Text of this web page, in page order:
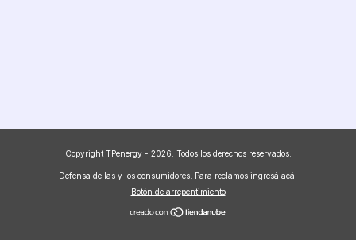
Copyright TPenergy - 2026. Todos los derechos reservados.
Defensa de las y los consumidores. Para reclamos ingresá acá.
Botón de arrepentimiento